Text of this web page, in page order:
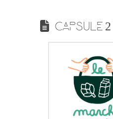
CAPSULE